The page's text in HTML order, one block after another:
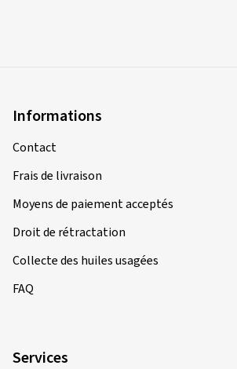
Informations
Contact
Frais de livraison
Moyens de paiement acceptés
Droit de rétractation
Collecte des huiles usagées
FAQ
Services